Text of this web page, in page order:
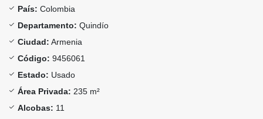
País: Colombia
Departamento: Quindío
Ciudad: Armenia
Código: 9456061
Estado: Usado
Área Privada: 235 m²
Alcobas: 11